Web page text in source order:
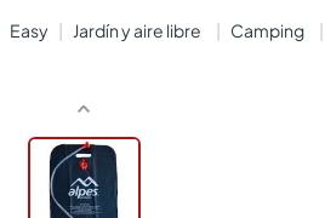
jardín y aire libre camping